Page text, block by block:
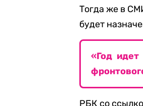
Тогда же в
будет
«Год
РБК со